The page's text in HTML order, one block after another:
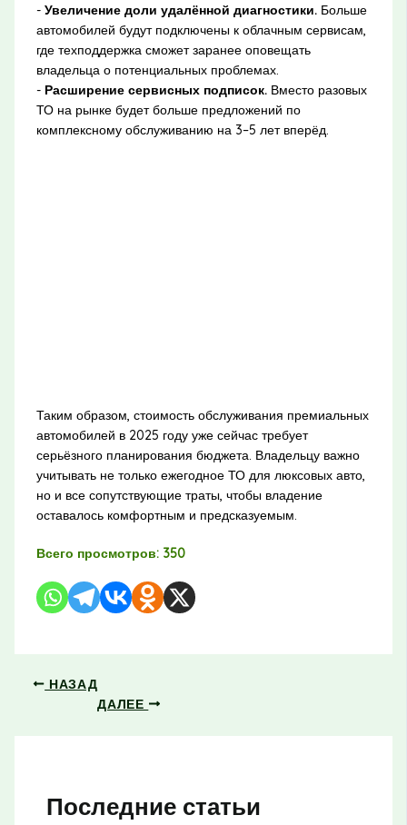
- Увеличение доли удалённой диагностики.Больше
автомобилей будут подключены к облачным сервисам,
где техподдержка сможет заранее оповещать
владельца о потенциальных проблемах.
- Расширение сервисных подписок.Вместо разовых
ТО на рынке будет больше предложений по
комплексному обслуживанию на 3–5 лет вперёд.
Таким образом, стоимость обслуживания премиальных
автомобилей в 2025 году уже сейчас требует
серьёзного планирования бюджета. Владельцу важно
учитывать не только ежегодное ТО для люксовых авто,
но и все сопутствующие траты, чтобы владение
оставалось комфортным и предсказуемым.
Всего просмотров: 350
НАЗАД
ДАЛЕЕ
Последние статьи